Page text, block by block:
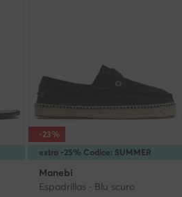
extra -25% Codice: SUMMER
-23%
Manebi
Espadrillas · Blu scuro